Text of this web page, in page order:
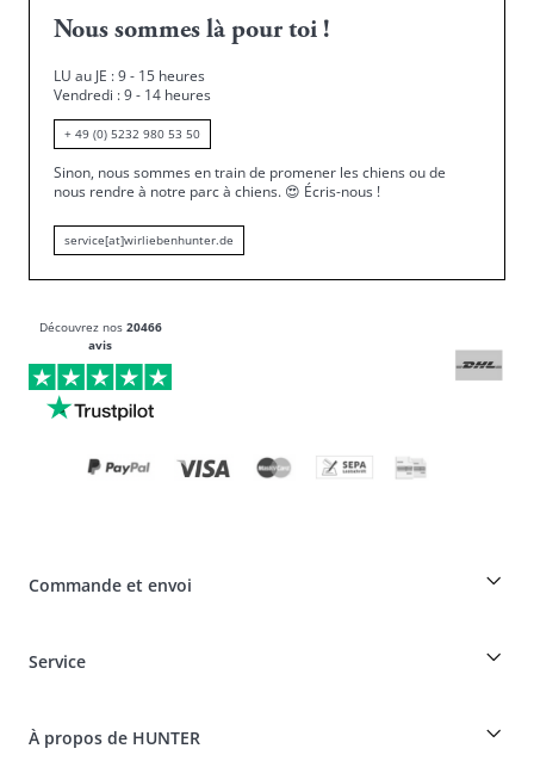
Nous sommes là pour toi !
LU au JE : 9 - 15 heures
Vendredi : 9 - 14 heures
+ 49 (0) 5232 980 53 50
Sinon, nous sommes en train de promener les chiens ou de
nous rendre à notre parc à chiens. 😍 Écris-nous !
service[at]wirliebenhunter.de
Découvrez nos 20466
avis
Commande et envoi
Spéciaux pour les professionnels du chien
Informations sur la livraison
Service
Tableau des races
À propos de HUNTER